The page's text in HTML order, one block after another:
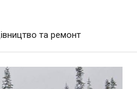
та ремонт